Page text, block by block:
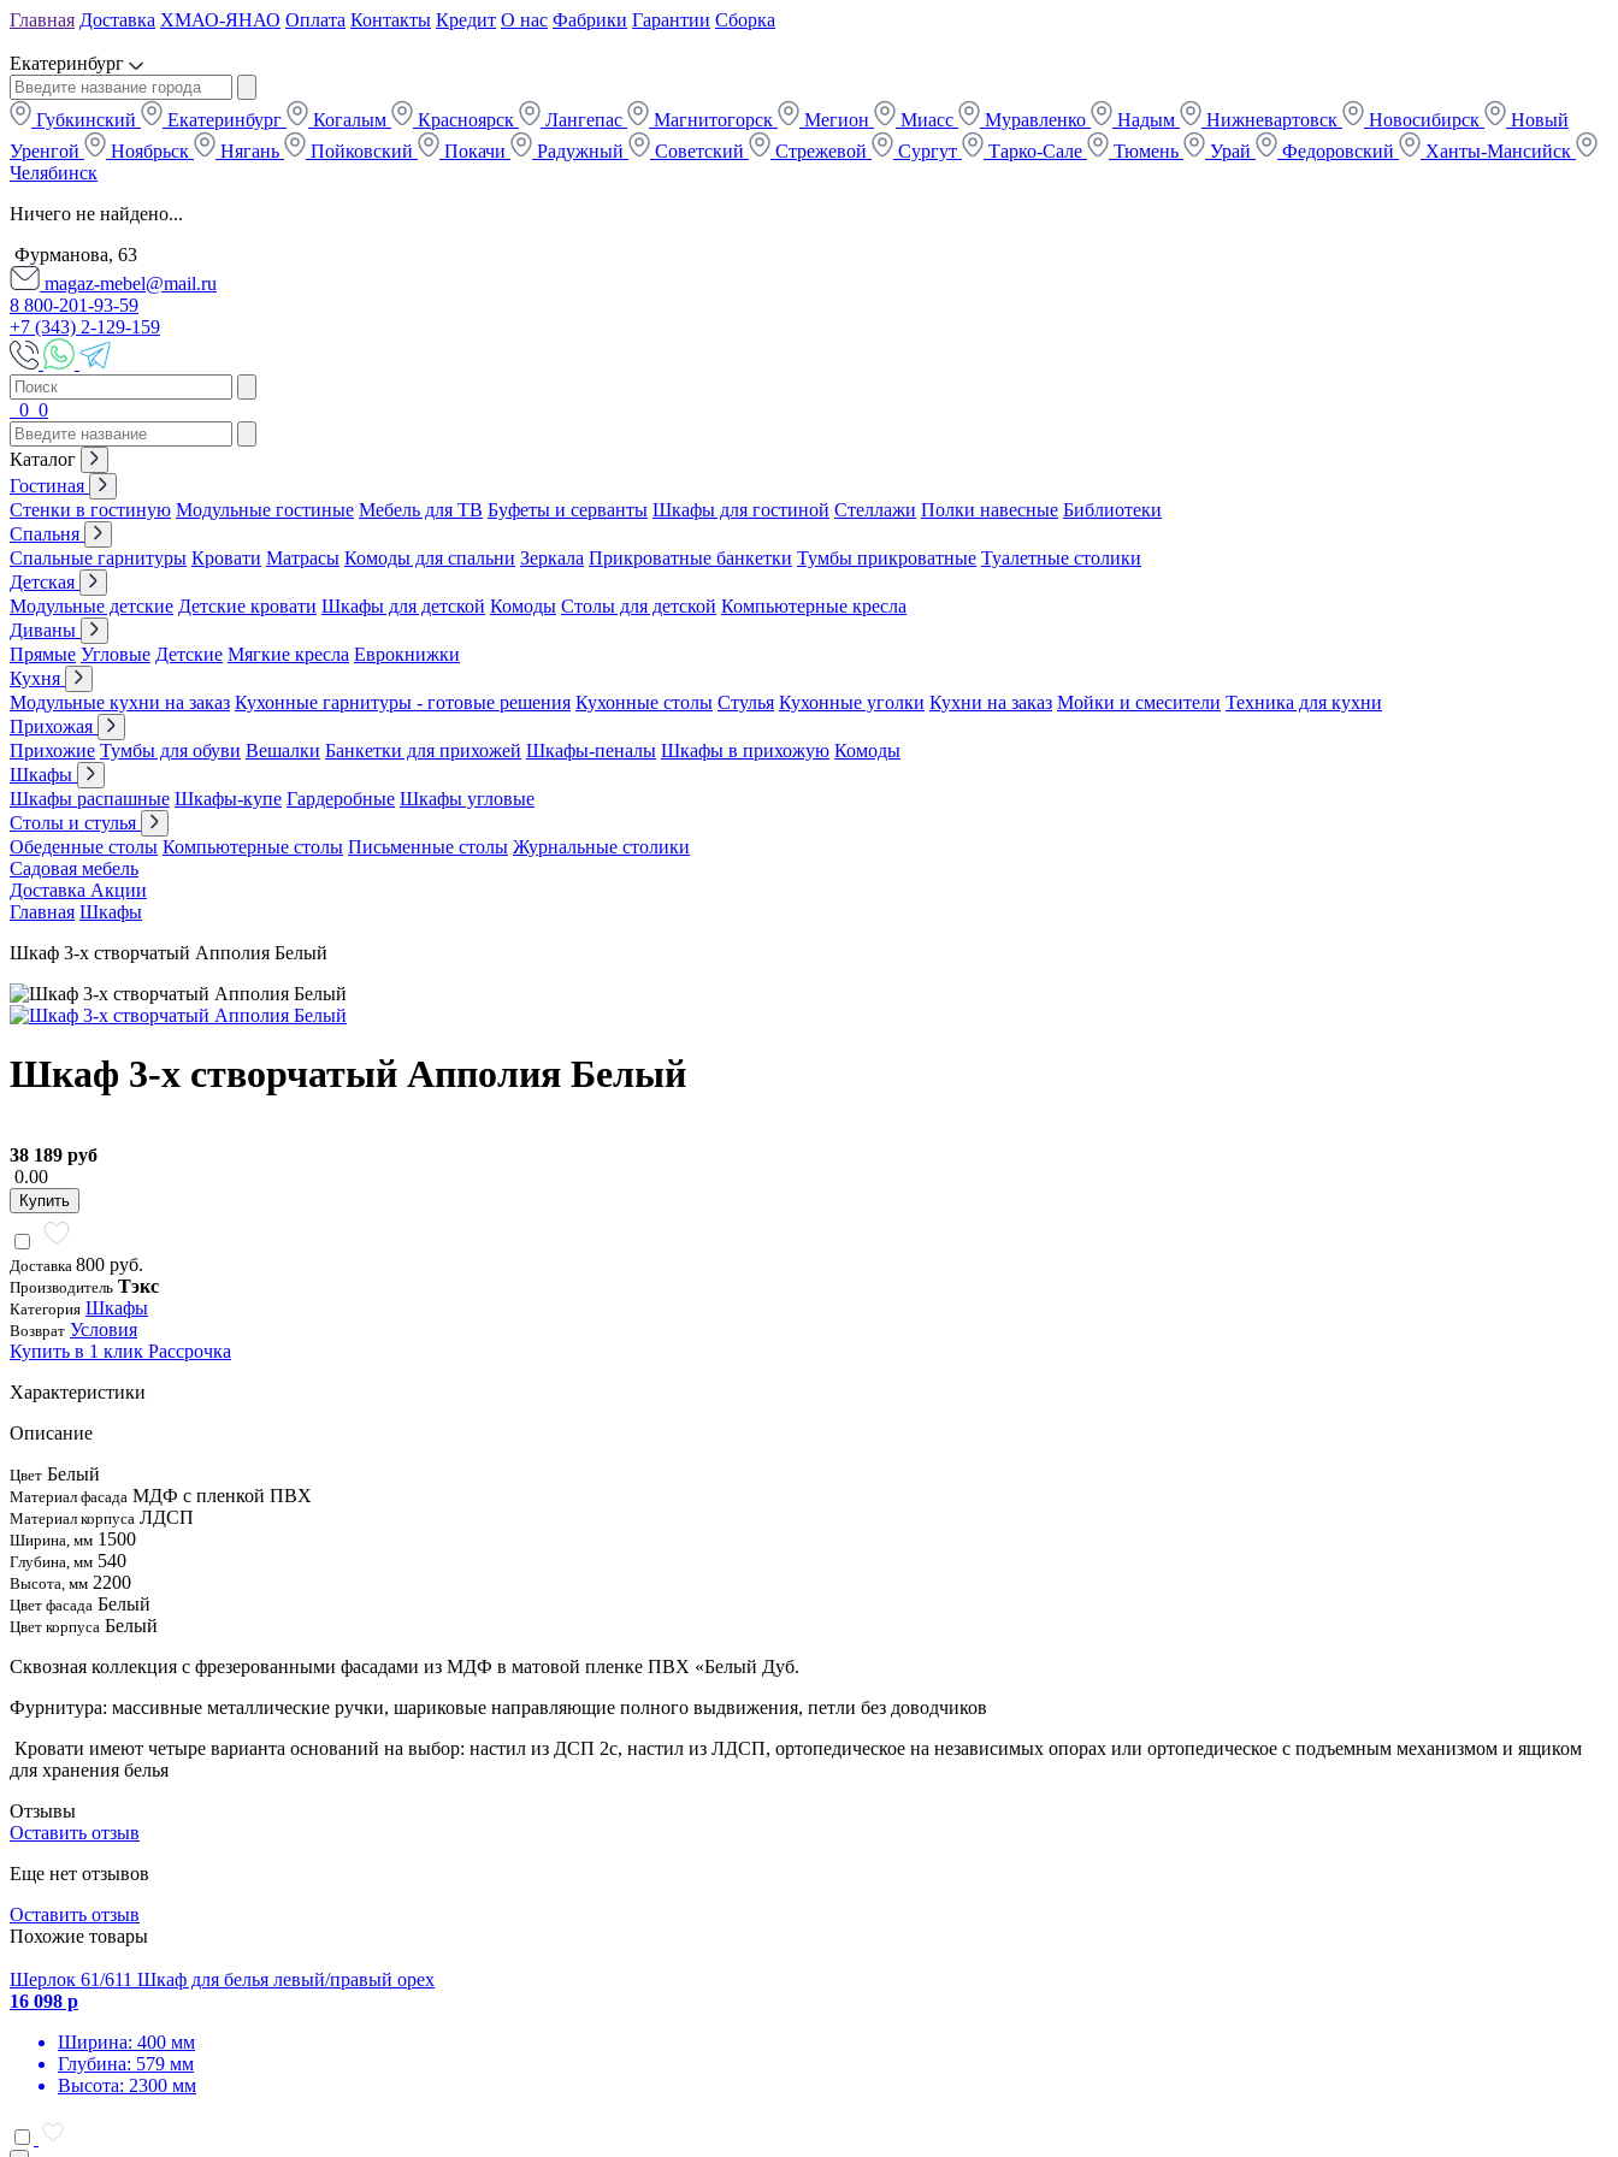
Главная Доставка ХМАО-ЯНАО Оплата Контакты Кредит О нас Фабрики Гарантии Сборка
Екатеринбург
Губкинский Екатеринбург Когалым Красноярск Лангепас Магнитогорск Мегион Миасс Муравленко Надым Нижневартовск Новосибирск
Новый
Уренгой
Ноябрьск Нягань Пойковский Покачи Радужный Советский Стрежевой Сургут Тарко-Сале Тюмень Урай Федоровский
Ханты-Мансийск
Челябинск
Ничего не найдено...
Фурманова, 63
magaz-mebel@mail.ru
8 800-201-93-59
+7 (343) 2-129-159
0 0
Каталог
Гостиная
Стенки в гостиную Модульные гостиные Мебель для ТВ Буфеты и серванты Шкафы для гостиной Стеллажи Полки навесные Библиотеки
Спальня
Спальные гарнитуры Кровати Матрасы Комоды для спальни Зеркала Прикроватные банкетки Тумбы прикроватные Туалетные столики
Детская
Модульные детские Детские кровати Шкафы для детской Комоды Столы для детской Компьютерные кресла
Диваны
Прямые Угловые Детские Мягкие кресла Еврокнижки
Кухня
Модульные кухни на заказ Кухонные гарнитуры - готовые решения Кухонные столы Стулья Кухонные уголки Кухни на заказ Мойки и смесители Техника для кухни
Прихожая
Прихожие Тумбы для обуви Вешалки Банкетки для прихожей Шкафы-пеналы Шкафы в прихожую Комоды
Шкафы
Шкафы распашные Шкафы-купе Гардеробные Шкафы угловые
Столы и стулья
Обеденные столы Компьютерные столы Письменные столы Журнальные столики
Садовая мебель
Доставка Акции
Главная Шкафы
Шкаф 3-х створчатый Апполия Белый
Шкаф 3-х створчатый Апполия Белый
38 189 руб
0.00
Купить
Доставка 800 руб.
Производитель Тэкс
Категория Шкафы
Возврат Условия
Купить в 1 клик Рассрочка
Характеристики
Описание
Цвет Белый
Материал фасада МДФ с пленкой ПВХ
Материал корпуса ЛДСП
Ширина, мм 1500
Глубина, мм 540
Высота, мм 2200
Цвет фасада Белый
Цвет корпуса Белый
Сквозная коллекция с фрезерованными фасадами из МДФ в матовой пленке ПВХ «Белый Дуб.
Фурнитура: массивные металлические ручки, шариковые направляющие полного выдвижения, петли без доводчиков
Кровати имеют четыре варианта оснований на выбор: настил из ДСП 2с, настил из ЛДСП, ортопедическое на независимых опорах или ортопедическое с подъемным механизмом и ящиком
для хранения белья
Отзывы
Оставить отзыв
Еще нет отзывов
Оставить отзыв
Похожие товары
Шерлок 61/611 Шкаф для белья левый/правый орех
16 098 р
Ширина: 400 мм
Глубина: 579 мм
Высота: 2300 мм